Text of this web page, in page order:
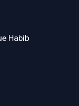
Habib